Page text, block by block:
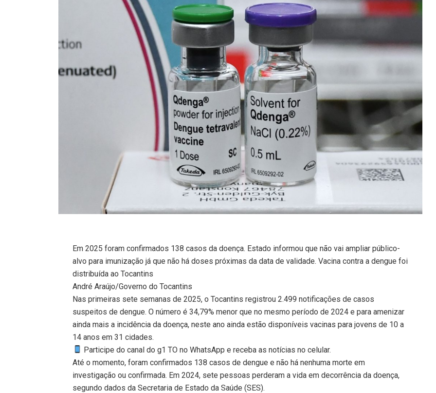
Em 2025 foram confirmados 138 casos da doença. Estado informou que não vai ampliar público-
alvo para imunização já que não há doses próximas da data de validade. Vacina contra a dengue foi
distribuída ao Tocantins
André Araújo/Governo do Tocantins
Nas primeiras sete semanas de 2025, o Tocantins registrou 2.499 notificações de casos
suspeitos de dengue. O número é 34,79% menor que no mesmo período de 2024 e para amenizar
ainda mais a incidência da doença, neste ano ainda estão disponíveis vacinas para jovens de 10 a
14 anos em 31 cidades.
Participe do canal do g1 TO no WhatsApp e receba as notícias no celular.
Até o momento, foram confirmados 138 casos de dengue e não há nenhuma morte em
investigação ou confirmada. Em 2024, sete pessoas perderam a vida em decorrência da doença,
segundo dados da Secretaria de Estado da Saúde (SES).